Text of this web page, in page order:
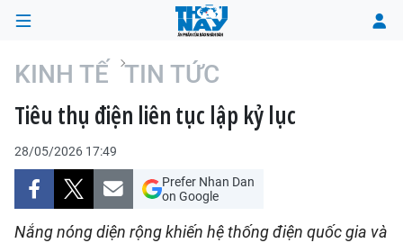
TRANG CHỦ
THỜI SỰ
CHÍNH TRỊ
KINH TẾ TIN TỨC
Tiêu thụ điện liên tục lập kỷ lục
28/05/2026 17:49
Prefer Nhan Dan
on Google
Nắng nóng diện rộng khiến hệ thống điện quốc gia và